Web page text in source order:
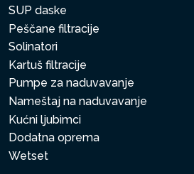
SUP daske
Peščane filtracije
Solinatori
Kartuš filtracije
Pumpe za naduvavanje
Nameštaj na naduvavanje
Kućni ljubimci
Dodatna oprema
Wetset